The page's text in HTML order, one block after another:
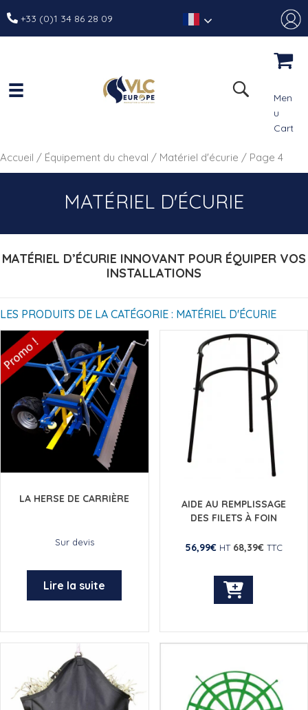
+33 (0)1 34 86 28 09
Men
u
Cart
Accueil / Équipement du cheval / Matériel d'écurie / Page 4
MATÉRIEL D'ÉCURIE
MATÉRIEL D’ÉCURIE INNOVANT POUR ÉQUIPER VOS
INSTALLATIONS
LES PRODUITS DE LA CATÉGORIE : MATÉRIEL D'ÉCURIE
LA HERSE DE CARRIÈRE
Sur devis
Lire la suite
AIDE AU REMPLISSAGE
DES FILETS À FOIN
56,99€HT 68,39€ TTC